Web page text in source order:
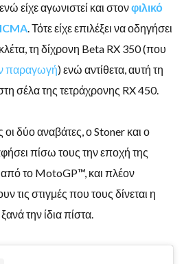
είχε αγωνιστεί και στονφιλικό
. Τότε είχε επιλέξει να οδηγήσει
τη δίχρονη Beta RX 350 (που
παραγωγή) ενώ αντίθετα, αυτή τη
σέλα της τετράχρονης RX 450.
οι δύο αναβάτες, ο Stoner και ο
πίσω τους την εποχή της
από το MotoGP™, και πλέον
τις στιγμές που τους δίνεται η
την ίδια πίστα.